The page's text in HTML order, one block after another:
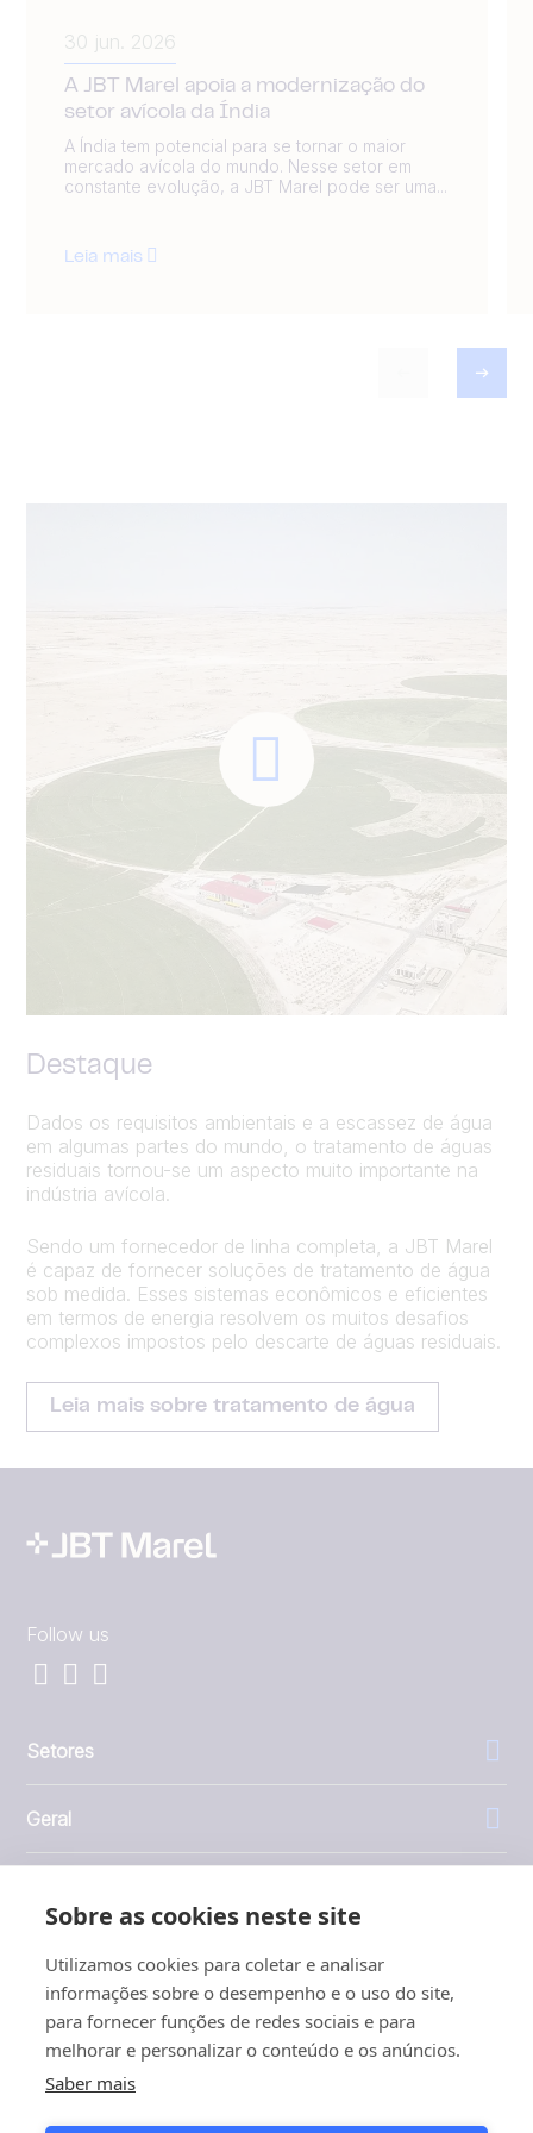
Sobre as cookies neste site
Utilizamos cookies para coletar e analisar
informações sobre o desempenho e o uso do site,
para fornecer funções de redes sociais e para
melhorar e personalizar o conteúdo e os anúncios.
Saber mais
30 jun. 2026
A JBT Marel apoia a modernização do
setor avícola da Índia
A Índia tem potencial para se tornar o maior
mercado avícola do mundo. Nesse setor em
constante evolução, a JBT Marel pode ser uma...
Leia mais
Destaque
Dados os requisitos ambientais e a escassez de água
em algumas partes do mundo, o tratamento de águas
residuais tornou-se um aspecto muito importante na
indústria avícola.
Sendo um fornecedor de linha completa, a JBT Marel
é capaz de fornecer soluções de tratamento de água
sob medida. Esses sistemas econômicos e eficientes
em termos de energia resolvem os muitos desafios
complexos impostos pelo descarte de águas residuais.
Leia mais sobre tratamento de água
Follow us
Setores
Geral
Investidores
1999 - 2026 © JBT Marel